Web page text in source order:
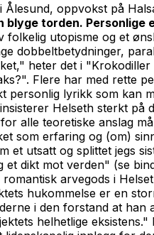
Ålesund, oppvokst på
blyge torden.
utopisme og et
dobbeltbetydninger,
heter det i
Flere har med rette
personlig lyrikk som kan
Helseth sterkt på
alle teoretiske anslag
som erfaring og (om)
et utsatt og splittet jegs
et dikt mot verden" (se
arvegods i
hukommelse er en
i den forstand at han
helhetlige